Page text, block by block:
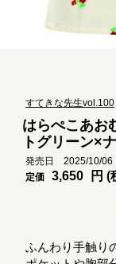
すてきな先生vol.100
はらぺこあ
トグリーン×
発売日 2025/10/06
定価
3,650 円 (
ふんわり手触り